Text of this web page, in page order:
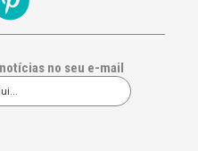
no seu e-mail